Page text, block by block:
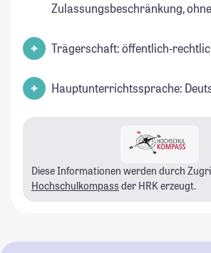
Zulassungsbeschränkung,
Trägerschaft: öffentlich-
Hauptunterrichtssprache:
Diese Informationen werden durch
Hochschulkompass der HRK erzeugt.